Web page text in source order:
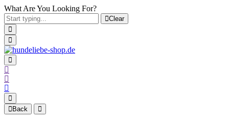
What Are You Looking For?
Clear
Back